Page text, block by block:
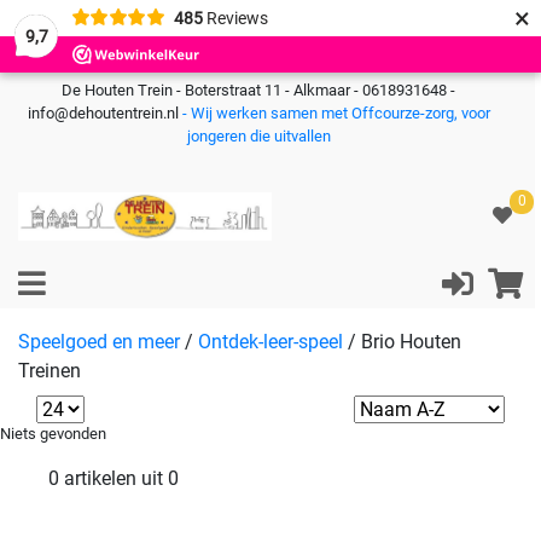
9,7
485 Reviews ×
De Houten Trein - Boterstraat 11 - Alkmaar - 0618931648 -
info@dehoutentrein.nl - Wij werken samen met Offcourze-zorg, voor
jongeren die uitvallen
0
Speelgoed en meer / Ontdek-leer-speel / Brio Houten
Treinen
Niets gevonden
0 artikelen uit 0